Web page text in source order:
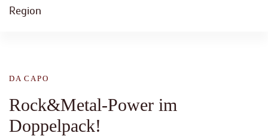
Region
DA CAPO
Rock&Metal-Power im
Doppelpack!